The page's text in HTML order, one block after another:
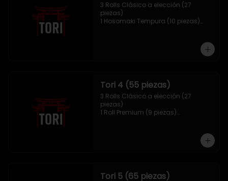
3 Rolls Clásico a elección (27
piezas)
1 Hosomaki Tempura (10 piezas)
Tori 4 (55 piezas)
3 Rolls Clásico a elección (27
piezas)
1 Roll Premium (9 piezas)
Tori 5 (65 piezas)